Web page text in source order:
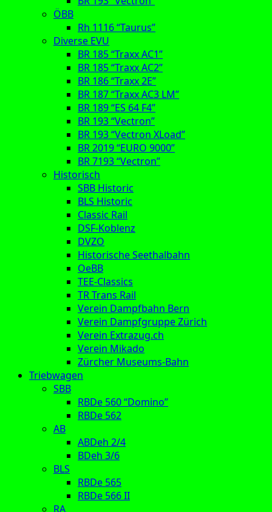
ÖBB
Rh 1116 “Taurus”
Diverse EVU
BR 185 “Traxx AC1”
BR 185 “Traxx AC2”
BR 186 “Traxx 2E”
BR 187 “Traxx AC3 LM”
BR 189 “ES 64 F4”
BR 193 “Vectron”
BR 193 “Vectron XLoad”
BR 2019 “EURO 9000”
BR 7193 “Vectron”
Historisch
SBB Historic
BLS Historic
Classic Rail
DSF-Koblenz
DVZO
Historische Seethalbahn
OeBB
TEE-Classics
TR Trans Rail
Verein Dampfbahn Bern
Verein Dampfgruppe Zürich
Verein Extrazug.ch
Verein Mikado
Zürcher Museums-Bahn
Triebwagen
SBB
RBDe 560 “Domino”
RBDe 562
AB
ABDeh 2/4
BDeh 3/6
BLS
RBDe 565
RBDe 566 II
RA